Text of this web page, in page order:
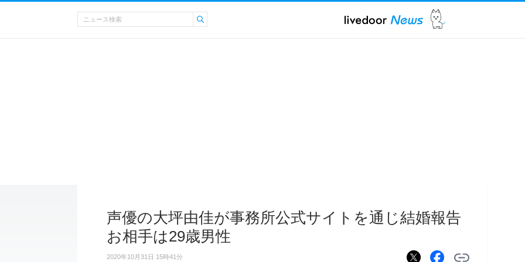
声優の大坪由佳が事務所公式サイトを通じ結婚報告
お相手は29歳男性
2020年10月31日 15時41分